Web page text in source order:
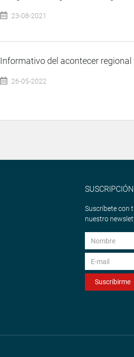
23-08-2021
Informativo del acontecer regional
26-05-2022
SUSCRIPCIÓN
Suscríbete con
nuestro
Suscribirme